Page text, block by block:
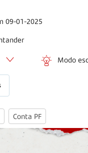
09-01-2025
Modo
Conta PF